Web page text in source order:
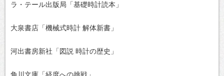
ラ・テール出版局「基礎時計読本」
大泉書店「機械式時計 解体新書」
河出書房新社「図説 時計の歴史」